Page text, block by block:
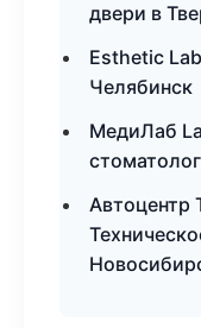
двери в
Esthetic
Челябинск
МедиЛаб
Автоцентр